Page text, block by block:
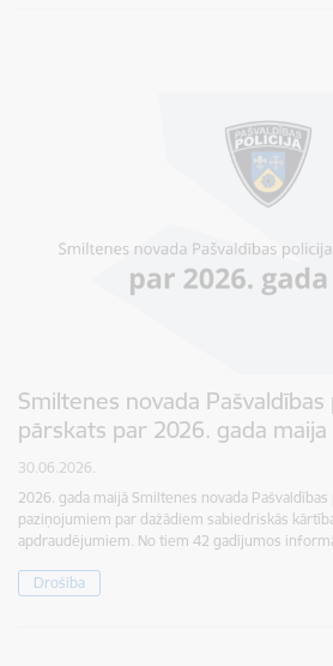
Smiltenes novada
pārskats par 2026. gada
30.06.2026.
2026. gada maijā Smiltenes novada
paziņojumiem par dažādiem sabiedriskās
apdraudējumiem. No tiem 42 gadījumos
Drošība